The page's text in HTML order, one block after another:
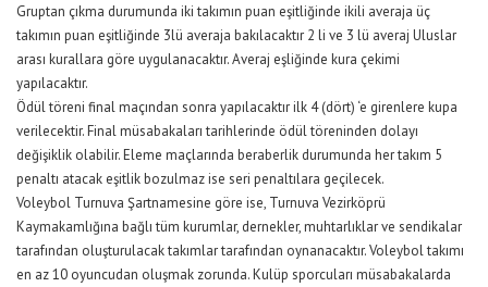
Gruptan çıkma durumunda iki takımın puan eşitliğinde ikili averaja üç
takımın puan eşitliğinde 3lü averaja bakılacaktır 2 li ve 3 lü averaj Uluslar
arası kurallara göre uygulanacaktır. Averaj eşliğinde kura çekimi
yapılacaktır.
Ödül töreni final maçından sonra yapılacaktır ilk 4 (dört) ‘e girenlere kupa
verilecektir. Final müsabakaları tarihlerinde ödül töreninden dolayı
değişiklik olabilir. Eleme maçlarında beraberlik durumunda her takım 5
penaltı atacak eşitlik bozulmaz ise seri penaltılara geçilecek.
Voleybol Turnuva Şartnamesine göre ise, Turnuva Vezirköprü
Kaymakamlığına bağlı tüm kurumlar, dernekler, muhtarlıklar ve sendikalar
tarafından oluşturulacak takımlar tarafından oynanacaktır. Voleybol takımı
en az 10 oyuncudan oluşmak zorunda. Kulüp sporcuları müsabakalarda